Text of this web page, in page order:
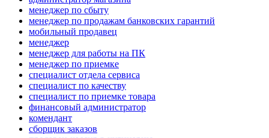
менеджер по сбыту
менеджер по продажам банковских гарантий
мобильный продавец
менеджер
менеджер для работы на ПК
менеджер по приемке
специалист отдела сервиса
специалист по качеству
специалист по приемке товара
финансовый администратор
комендант
сборщик заказов